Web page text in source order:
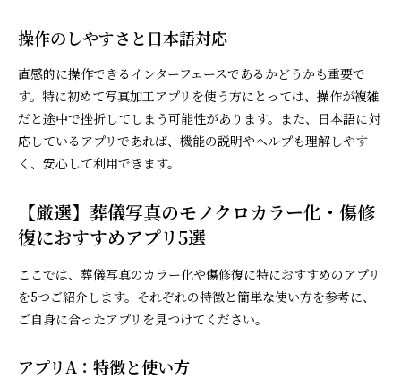
操作のしやすさと日本語対応
直感的に操作できるインターフェースであるかどうかも重要で
す。特に初めて写真加工アプリを使う方にとっては、操作が複雑
だと途中で挫折してしまう可能性があります。また、日本語に対
応しているアプリであれば、機能の説明やヘルプも理解しやす
く、安心して利用できます。
【厳選】葬儀写真のモノクロカラー化・傷修
復におすすめアプリ5選
ここでは、葬儀写真のカラー化や傷修復に特におすすめのアプリ
を5つご紹介します。それぞれの特徴と簡単な使い方を参考に、
ご自身に合ったアプリを見つけてください。
アプリA：特徴と使い方